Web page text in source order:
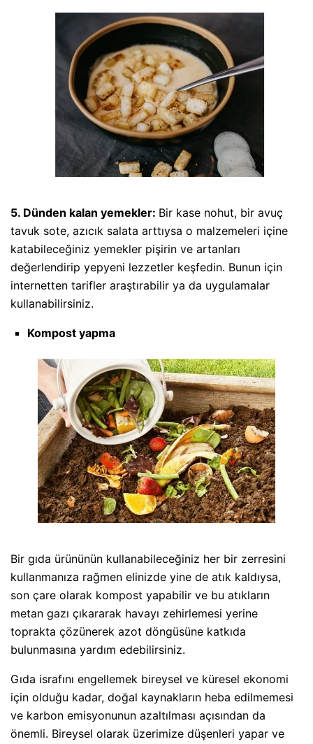
5. Dünden kalan yemekler: Bir kase nohut, bir avuç
tavuk sote, azıcık salata arttıysa o malzemeleri içine
katabileceğiniz yemekler pişirin ve artanları
değerlendirip yepyeni lezzetler keşfedin. Bunun için
internetten tarifler araştırabilir ya da uygulamalar
kullanabilirsiniz.
Kompost yapma
Bir gıda ürününün kullanabileceğiniz her bir zerresini
kullanmanıza rağmen elinizde yine de atık kaldıysa,
son çare olarak kompost yapabilir ve bu atıkların
metan gazı çıkararak havayı zehirlemesi yerine
toprakta çözünerek azot döngüsüne katkıda
bulunmasına yardım edebilirsiniz.
Gıda israfını engellemek bireysel ve küresel ekonomi
için olduğu kadar, doğal kaynakların heba edilmemesi
ve karbon emisyonunun azaltılması açısından da
önemli. Bireysel olarak üzerimize düşenleri yapar ve